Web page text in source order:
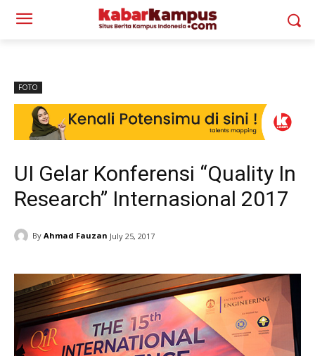
FOTO
UI Gelar Konferensi “Quality In
Research” Internasional 2017
By Ahmad Fauzan July 25, 2017